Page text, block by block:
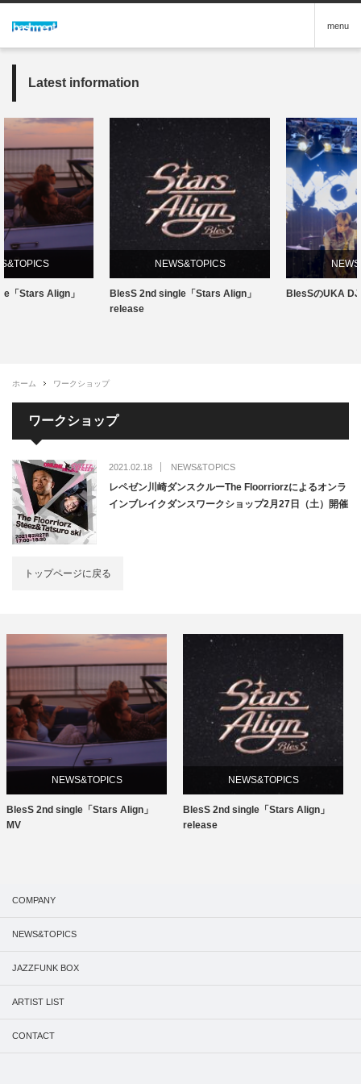
menu
Latest information
」
NEWS&TOPICS
BlesS 2nd single「Stars Align」
NEWS&TOPICS
BlesSのUKA DJデビュー
ホーム ワークショップ
ワークショップ
2021.02.18 NEWS&TOPICS
レペゼン川崎ダンスクルーThe Floorriorzによるオンラ
インブレイクダンスワークショップ2月27日（土）開催
トップページに戻る
「Stars Align」
NEWS&TOPICS
BlesS 2nd single「Stars Align」
BlesSの
COMPANY
NEWS&TOPICS
JAZZFUNK BOX
ARTIST LIST
CONTACT